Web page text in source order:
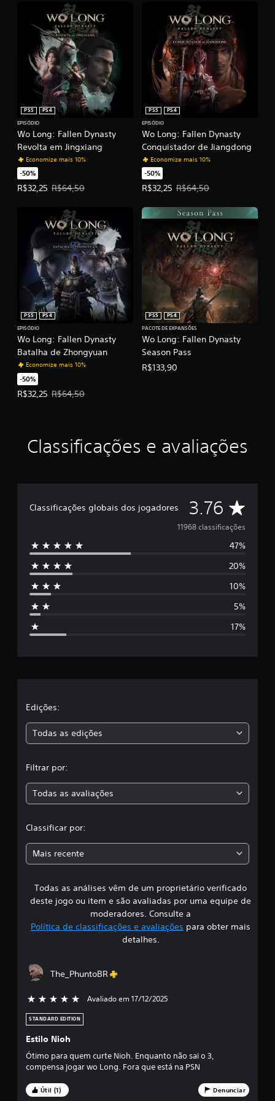
Wo Long: Fallen Dynasty
Revolta em Jingxiang
PS5
PS4
EPISÓDIO
Economize mais 10%
-50%
R$32,25
Preço da oferta: R$32,25. Preço original: R$64,50.
R$64,50
Wo Long: Fallen Dynasty
Conquistador de Jiangdong
PS5
PS4
EPISÓDIO
Economize mais 10%
-50%
R$32,25
Preço da oferta: R$32,25. Preço
R$64,50
Wo Long: Fallen Dynasty
Batalha de Zhongyuan
PS5
PS4
EPISÓDIO
Economize mais 10%
-50%
R$32,25
Preço da oferta: R$32,25. Preço original: R$64,50.
R$64,50
Wo Long: Fallen Dynasty
Season Pass
PS5
PS4
PACOTE DE EXPANSÕES
R$133,90
Classificações e avaliações
Classificações globais dos jogadores 3.76 D
e
5
e
a
c
a
s
s
11968 classificações
47%
20%
10%
5%
17%
Edições:
Todas as edições
Filtrar por:
Todas as avaliações
Classificar por:
Mais recente
Todas as análises vêm de um proprietário verificado
deste jogo ou item e são avaliadas por uma equipe de
moderadores. Consulte a
Política de classificações e avaliações para obter mais
detalhes.
The_PhuntoBR
5 estrelas de 5 Avaliado em 17/12/2025
STANDARD EDITION
Estilo Nioh
Ótimo para quem curte Nioh. Enquanto não sai o 3,
compensa jogar wo Long. Fora que está na PSN
Útil (1) Denunciar